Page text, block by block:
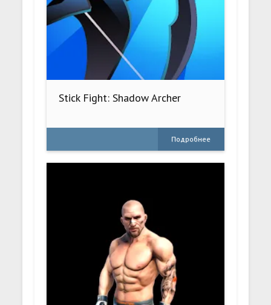
Stick Fight: Shadow Archer
Подробнее